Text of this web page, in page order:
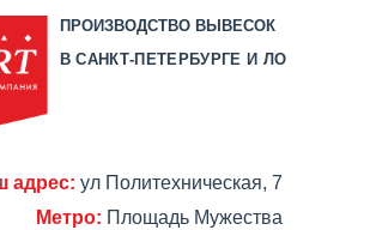
ПРОИЗВОДСТВО ВЫВЕСОК
В САНКТ-ПЕТЕРБУРГЕ И ЛО
адрес: ул Политехническая, 7
Метро: Площадь Мужества